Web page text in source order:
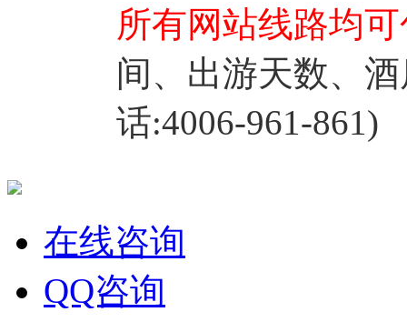
所有网站线路均
间、出游天数、
话:4006-961-861)
在线咨询
QQ咨询